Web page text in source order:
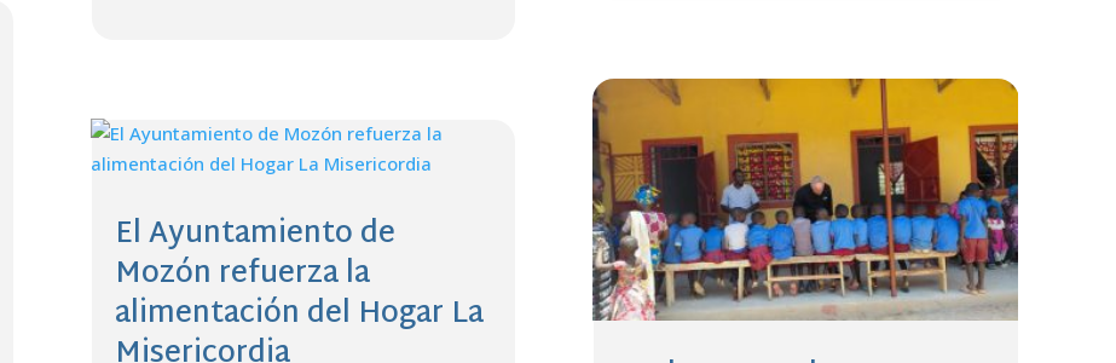
El Ayuntamiento de
Mozón refuerza la
alimentación del Hogar La